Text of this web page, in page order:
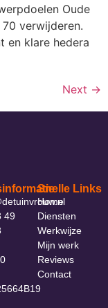
Oude
verwijderen.
en klare hedera
Next →
49
Snelle Links
Home
Diensten
Werkwijze
Mijn werk
Reviews
Contact